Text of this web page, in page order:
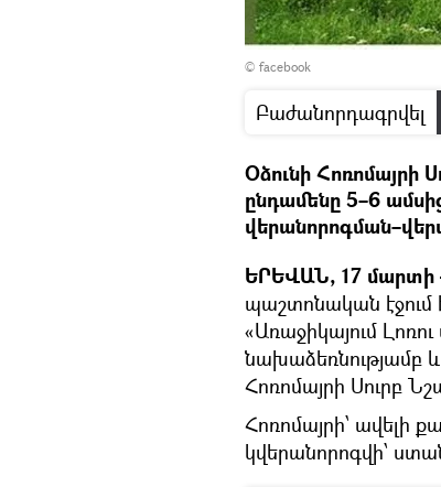
© facebook
Բաժանորդագրվել
Օձունի Հոռոմայրի
ընդամենը 5–6
ԵՐԵՎԱՆ, 17 մարտի
պաշտոնական էջում
«Առաջիկայում
նախաձեռնությամբ
Հոռոմայրի Սուրբ
Հոռոմայրի՝ ավելի
կվերանորոգվի՝